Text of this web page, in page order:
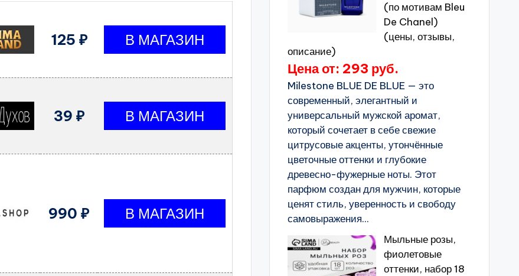
125 ₽
39 ₽
990 ₽
(по мотивам Bleu
De Chanel)
(цены, отзывы,
описание)
Цена от: 293 руб.
Milestone BLUE DE BLUE — это
современный, элегантный и
универсальный мужской аромат,
который сочетает в себе свежие
цитрусовые акценты, утончённые
цветочные оттенки и глубокие
древесно-фужерные ноты. Этот
парфюм создан для мужчин, которые
ценят стиль, уверенность и свободу
самовыражения...
Мыльные розы,
фиолетовые
оттенки, набор 18